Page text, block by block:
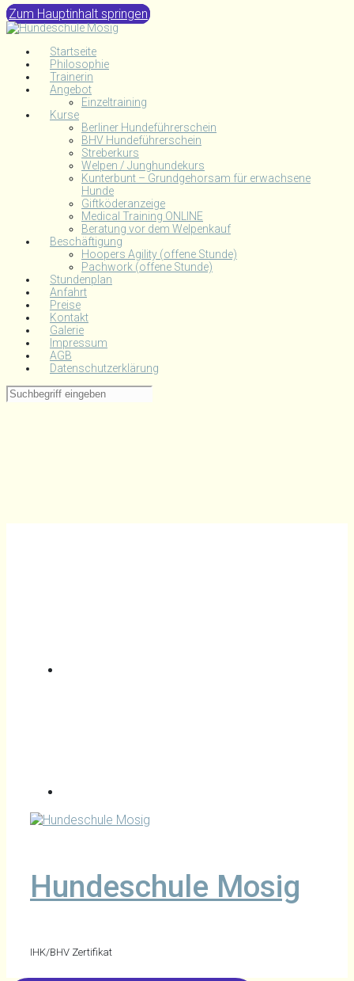
Zum Hauptinhalt springen
Startseite
Philosophie
Trainerin
Angebot
Einzeltraining
Kurse
Berliner Hundeführerschein
BHV Hundeführerschein
Streberkurs
Welpen / Junghundekurs
Kunterbunt – Grundgehorsam für erwachsene
Hunde
Giftköderanzeige
Medical Training ONLINE
Beratung vor dem Welpenkauf
Beschäftigung
Hoopers Agility (offene Stunde)
Pachwork (offene Stunde)
Stundenplan
Anfahrt
Preise
Kontakt
Galerie
Impressum
AGB
Datenschutzerklärung
Hundeschule Mosig
IHK/BHV Zertifikat